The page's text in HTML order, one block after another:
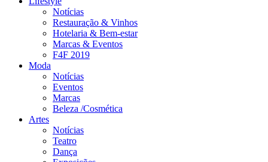
Notícias
Restauração & Vinhos
Hotelaria & Bem-estar
Marcas & Eventos
F4F 2019
Moda
Notícias
Eventos
Marcas
Beleza /Cosmética
Artes
Notícias
Teatro
Dança